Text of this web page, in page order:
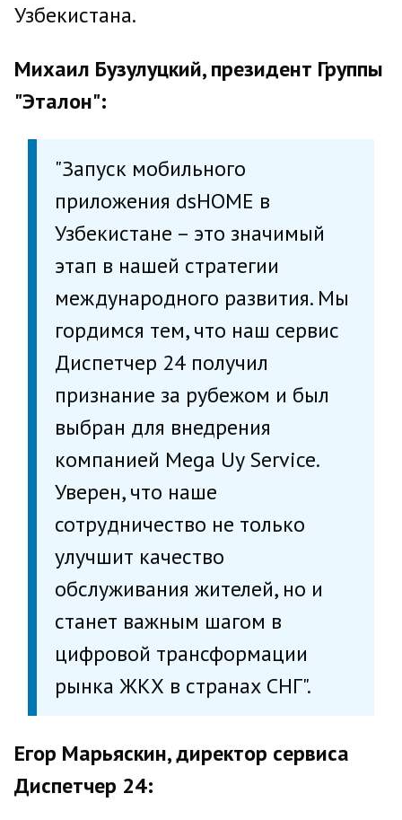
Узбекистана.
Михаил Бузулуцкий, президент Группы
"Эталон":
"Запуск мобильного
приложения dsHOME в
Узбекистане – это значимый
этап в нашей стратегии
международного развития. Мы
гордимся тем, что наш сервис
Диспетчер 24 получил
признание за рубежом и был
выбран для внедрения
компанией Mega Uy Service.
Уверен, что наше
сотрудничество не только
улучшит качество
обслуживания жителей, но и
станет важным шагом в
цифровой трансформации
рынка ЖКХ в странах СНГ".
Егор Марьяскин, директор сервиса
Диспетчер 24: